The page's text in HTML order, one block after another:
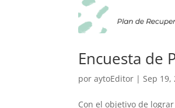
Encuesta de
poraytoEditor | Sep 19,
Con el objetivo de